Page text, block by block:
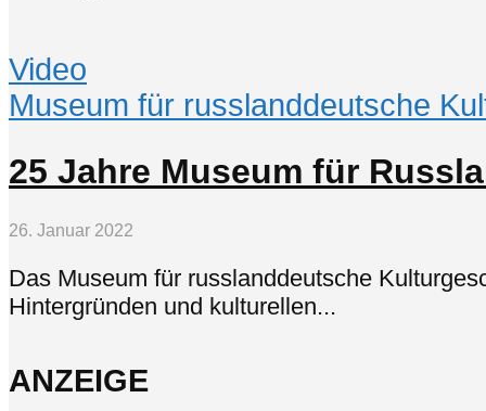
Video
Museum für russlanddeutsche
25 Jahre Museum für
26. Januar 2022
Das Museum für russlanddeutsche
Hintergründen und kulturellen...
ANZEIGE